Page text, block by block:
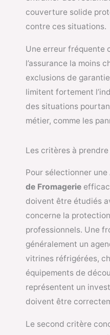
couverture solide
contre ces situations.
Une erreur fréquente
l’assurance la moins
exclusions de
limitent fortement
des situations
métier, comme les
Les critères à
Pour sélectionner une
de Fromagerie
doivent être étudiés
concerne la
professionnels. Une
généralement un
vitrines réfrigérées,
équipements de
représentent un
doivent être
Le second critère